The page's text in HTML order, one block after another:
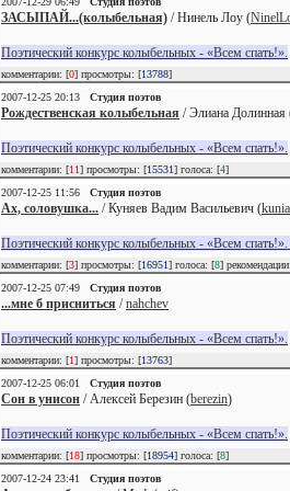
ЗАСЫПАЙ...(колыбельная) / Нинель Лоу (
Поэтический конкурс колыбельных - «Всем спать!».
комментарии: [0] просмотры: [13788]
2007-12-25 20:13
Студия поэтов
Рождественская колыбельная / Элиана Долинная
Поэтический конкурс колыбельных - «Всем спать!».
комментарии: [11] просмотры: [15531] голоса: [4]
2007-12-25 11:56
Студия поэтов
Ах, соловушка... / Куняев Вадим Васильевич (
Поэтический конкурс колыбельных - «Всем спать!».
комментарии: [3] просмотры: [16951] голоса: [8] рекомендации:
2007-12-25 07:49
Студия поэтов
...мне б присниться /nahchev
Поэтический конкурс колыбельных - «Всем спать!».
комментарии: [1] просмотры: [13763]
2007-12-25 06:01
Студия поэтов
Сон в унисон / Алексей Березин (berezin)
Поэтический конкурс колыбельных - «Всем спать!».
комментарии: [18] просмотры: [18954] голоса: [8]
2007-12-24 23:41
Студия поэтов